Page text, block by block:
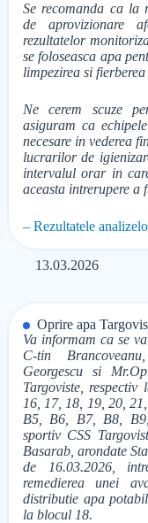
Se recomanda ca la
de aprovizionare
rezultatelor
se foloseasca apa
limpezirea si
Ne cerem scuze
asiguram ca
necesare in vederea
lucrarilor de
intervalul orar in
aceasta intrerupere a
– Rezultatele
13.03.2026
Oprire apa
Va informam ca se
C-tin
Georgescu si
Targoviste,
16, 17, 18, 19, 20,
B5, B6, B7, B8,
sportiv CSS
Basarab, arondate
de 16.03.2026,
remedierea unei
distributie apa
la blocul 18.